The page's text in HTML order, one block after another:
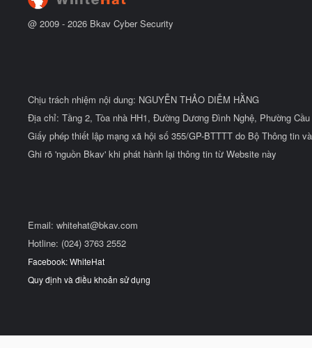
@ 2009 - 2026 Bkav Cyber Security
Chịu trách nhiệm nội dung: NGUYỄN THẢO DIỄM HẰNG
Địa chỉ: Tầng 2, Tòa nhà HH1, Đường Dương Đình Nghệ, Phường
Giấy phép thiết lập mạng xã hội số 355/GP-BTTTT do Bộ Thông tin
Ghi rõ 'nguồn Bkav' khi phát hành lại thông tin từ Website này
Email: whitehat@bkav.com
Hotline: (024) 3763 2552
Facebook: WhiteHat
Quy định và điều khoản sử dụng